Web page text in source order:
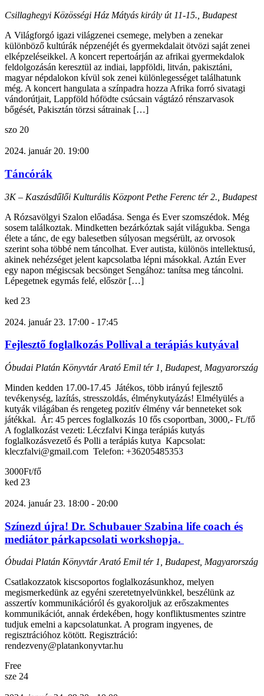
Csillaghegyi Közösségi Ház Mátyás király út 11-15., Budapest
A Világforgó igazi világzenei csemege, melyben a zenekar
különböző kultúrák népzenéjét és gyermekdalait ötvözi saját zenei
elképzeléseikkel. A koncert repertoárján az afrikai gyermekdalok
feldolgozásán keresztül az indiai, lappföldi, litván, pakisztáni,
magyar népdalokon kívül sok zenei különlegességet találhatunk
még. A koncert hangulata a színpadra hozza Afrika forró sivatagi
vándorútjait, Lappföld hófödte csúcsain vágtázó rénszarvasok
bőgését, Pakisztán törzsi sátrainak […]
szo 20
2024. január 20. 19:00
Táncórák
3K – Kaszásdűlői Kulturális Központ Pethe Ferenc tér 2., Budapest
A Rózsavölgyi Szalon előadása. Senga és Ever szomszédok. Még
sosem találkoztak. Mindketten bezárkóztak saját világukba. Senga
élete a tánc, de egy balesetben súlyosan megsérült, az orvosok
szerint soha többé nem táncolhat. Ever autista, különös intellektusú,
akinek nehézséget jelent kapcsolatba lépni másokkal. Aztán Ever
egy napon mégiscsak becsönget Sengához: tanítsa meg táncolni.
Lépegetnek egymás felé, először […]
ked 23
2024. január 23. 17:00 - 17:45
Fejlesztő foglalkozás Pollival a terápiás kutyával
Óbudai Platán KönyvtárArató Emil tér 1, Budapest, Magyarország
Minden kedden 17.00-17.45 Játékos, több irányú fejlesztő
tevékenység, lazítás, stresszoldás, élménykutyázás! Elmélyülés a
kutyák világában és rengeteg pozitív élmény vár benneteket sok
játékkal. Ár: 45 perces foglalkozás 10 fős csoportban, 3000,- Ft./fő
A foglalkozást vezeti: Léczfalvi Kinga terápiás kutyás
foglalkozásvezető és Polli a terápiás kutya Kapcsolat:
kleczfalvi@gmail.com Telefon: +36205485353
3000Ft/fő
ked 23
2024. január 23. 18:00 - 20:00
Színezd újra! Dr. Schubauer Szabina life coach és
mediátor párkapcsolati workshopja.
Óbudai Platán KönyvtárArató Emil tér 1, Budapest, Magyarország
Csatlakozzatok kiscsoportos foglalkozásunkhoz, melyen
megismerkedünk az egyéni szeretetnyelvünkkel, beszélünk az
asszertív kommunikációról és gyakoroljuk az erőszakmentes
kommunikációt, annak érdekében, hogy konfliktusmentes szintre
tudjuk emelni a kapcsolatunkat. A program ingyenes, de
regisztrációhoz kötött. Regisztráció:
rendezveny@platankonyvtar.hu
Free
sze 24